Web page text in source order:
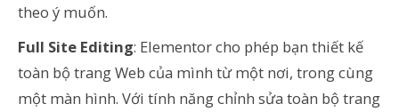
theo ý muốn.
Full Site Editing: Elementor cho phép bạn thiết kế
toàn bộ trang Web của mình từ một nơi, trong cùng
một màn hình. Với tính năng chỉnh sửa toàn bộ trang